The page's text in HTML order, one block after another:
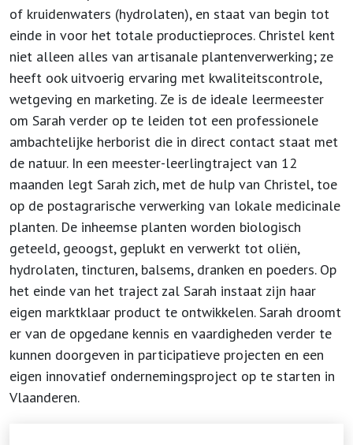
of kruidenwaters (hydrolaten), en staat van begin tot
einde in voor het totale productieproces. Christel kent
niet alleen alles van artisanale plantenverwerking; ze
heeft ook uitvoerig ervaring met kwaliteitscontrole,
wetgeving en marketing. Ze is de ideale leermeester
om Sarah verder op te leiden tot een professionele
ambachtelijke herborist die in direct contact staat met
de natuur. In een meester-leerlingtraject van 12
maanden legt Sarah zich, met de hulp van Christel, toe
op de postagrarische verwerking van lokale medicinale
planten. De inheemse planten worden biologisch
geteeld, geoogst, geplukt en verwerkt tot oliën,
hydrolaten, tincturen, balsems, dranken en poeders. Op
het einde van het traject zal Sarah instaat zijn haar
eigen marktklaar product te ontwikkelen. Sarah droomt
er van de opgedane kennis en vaardigheden verder te
kunnen doorgeven in participatieve projecten en een
eigen innovatief ondernemingsproject op te starten in
Vlaanderen.